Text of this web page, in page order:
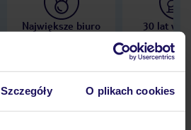
Szczegóły O plikach cookies
Największe biuro
30 lat w